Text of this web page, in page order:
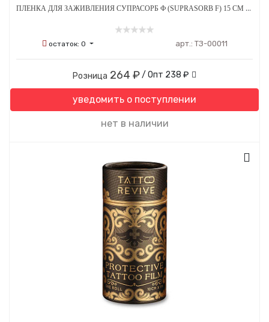
ПЛЕНКА ДЛЯ ЗАЖИВЛЕНИЯ СУПРАСОРБ Ф (SUPRASORB F) 15 СМ Х 20 СМ - 1 ШТ
остаток: 0 арт.: ТЗ-00011
Розница 264 ₽/ Опт 238 ₽
уведомить о поступлении
нет в наличии